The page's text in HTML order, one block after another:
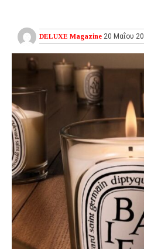
DELUXE Magazine 20 Μαΐου